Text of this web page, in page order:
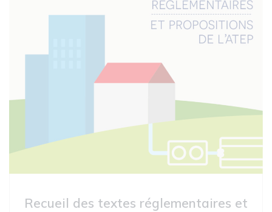
Recueil des textes réglementaires et